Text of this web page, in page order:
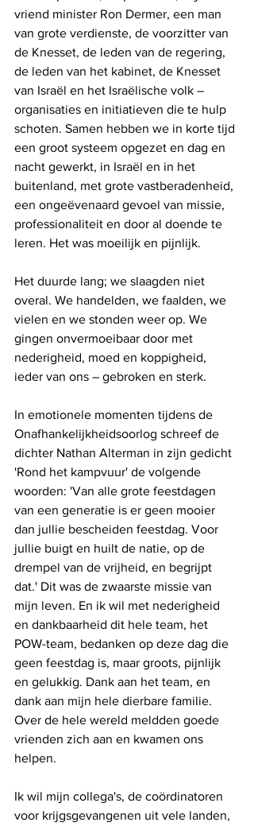
vriend minister Ron Dermer, een man
van grote verdienste, de voorzitter van
de Knesset, de leden van de regering,
de leden van het kabinet, de Knesset
van Israël en het Israëlische volk –
organisaties en initiatieven die te hulp
schoten. Samen hebben we in korte tijd
een groot systeem opgezet en dag en
nacht gewerkt, in Israël en in het
buitenland, met grote vastberadenheid,
een ongeëvenaard gevoel van missie,
professionaliteit en door al doende te
leren. Het was moeilijk en pijnlijk.
Het duurde lang; we slaagden niet
overal. We handelden, we faalden, we
vielen en we stonden weer op. We
gingen onvermoeibaar door met
nederigheid, moed en koppigheid,
ieder van ons – gebroken en sterk.
In emotionele momenten tijdens de
Onafhankelijkheidsoorlog schreef de
dichter Nathan Alterman in zijn gedicht
'Rond het kampvuur' de volgende
woorden: 'Van alle grote feestdagen
van een generatie is er geen mooier
dan jullie bescheiden feestdag. Voor
jullie buigt en huilt de natie, op de
drempel van de vrijheid, en begrijpt
dat.' Dit was de zwaarste missie van
mijn leven. En ik wil met nederigheid
en dankbaarheid dit hele team, het
POW-team, bedanken op deze dag die
geen feestdag is, maar groots, pijnlijk
en gelukkig. Dank aan het team, en
dank aan mijn hele dierbare familie.
Over de hele wereld meldden goede
vrienden zich aan en kwamen ons
helpen.
Ik wil mijn collega's, de coördinatoren
voor krijgsgevangenen uit vele landen,